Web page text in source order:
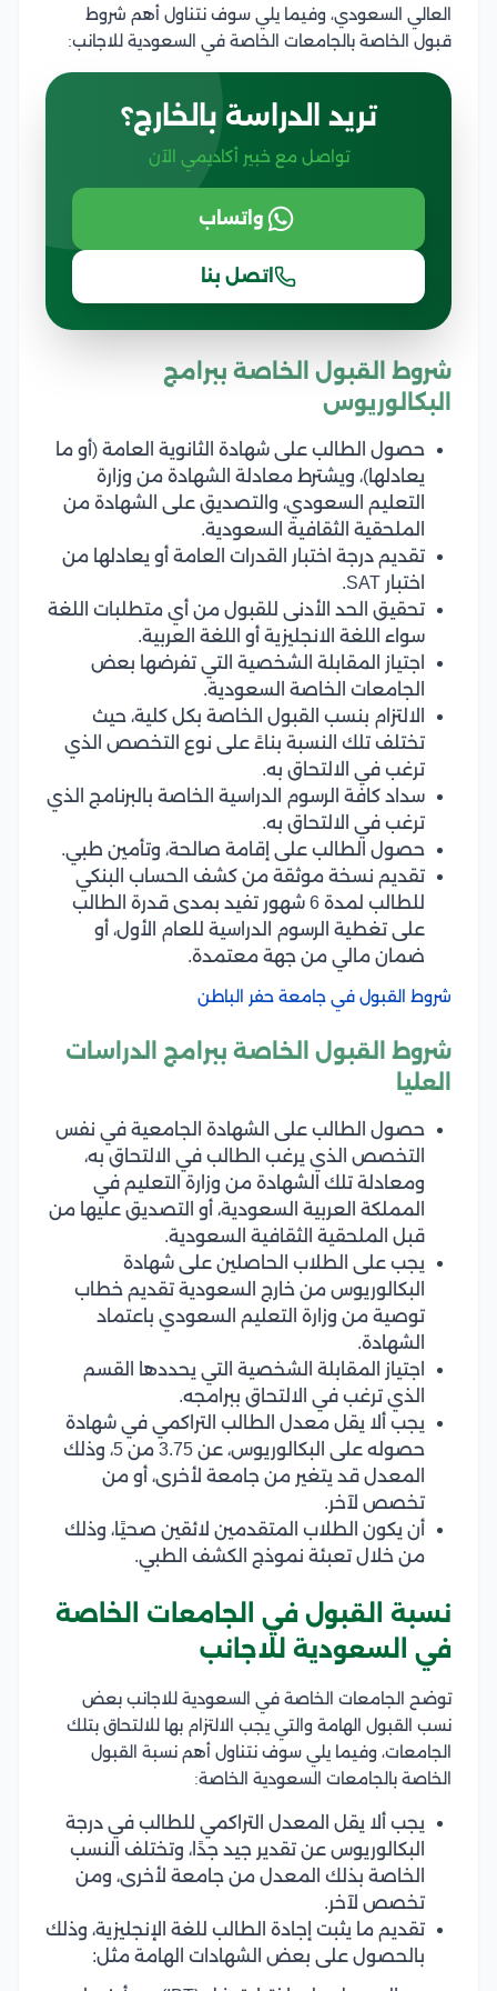
العالي السعودي، وفيما يلي سوف نتناول أهم شروط
قبول الخاصة بالجامعات الخاصة في السعودية للاجانب:
تريد الدراسة بالخارج؟
تواصل مع خبير أكاديمي الآن
واتساب
اتصل بنا
شروط القبول الخاصة ببرامج
البكالوريوس
حصول الطالب على شهادة الثانوية العامة (أو ما
يعادلها)، ويشترط معادلة الشهادة من وزارة
التعليم السعودي، والتصديق على الشهادة من
الملحقية الثقافية السعودية.
تقديم درجة اختبار القدرات العامة أو يعادلها من
اختبار SAT.
تحقيق الحد الأدنى للقبول من أي متطلبات اللغة
سواء اللغة الانجليزية أو اللغة العربية.
اجتياز المقابلة الشخصية التي تفرضها بعض
الجامعات الخاصة السعودية.
الالتزام بنسب القبول الخاصة بكل كلية، حيث
تختلف تلك النسبة بناءً على نوع التخصص الذي
ترغب في الالتحاق به.
سداد كافة الرسوم الدراسية الخاصة بالبرنامج الذي
ترغب في الالتحاق به.
حصول الطالب على إقامة صالحة، وتأمين طبي.
تقديم نسخة موثقة من كشف الحساب البنكي
للطالب لمدة 6 شهور تفيد بمدى قدرة الطالب
على تغطية الرسوم الدراسية للعام الأول، أو
ضمان مالي من جهة معتمدة.
شروط القبول في جامعة حفر الباطن
شروط القبول الخاصة ببرامج الدراسات
العليا
حصول الطالب على الشهادة الجامعية في نفس
التخصص الذي يرغب الطالب في الالتحاق به،
ومعادلة تلك الشهادة من وزارة التعليم في
المملكة العربية السعودية، أو التصديق عليها من
قبل الملحقية الثقافية السعودية.
يجب على الطلاب الحاصلين على شهادة
البكالوريوس من خارج السعودية تقديم خطاب
توصية من وزارة التعليم السعودي باعتماد
الشهادة.
اجتياز المقابلة الشخصية التي يحددها القسم
الذي ترغب في الالتحاق ببرامجه.
يجب ألا يقل معدل الطالب التراكمي في شهادة
حصوله على البكالوريوس، عن 3.75 من 5، وذلك
المعدل قد يتغير من جامعة لأخرى، أو من
تخصص لآخر.
أن يكون الطلاب المتقدمين لائقين صحيًا، وذلك
من خلال تعبئة نموذج الكشف الطبي.
نسبة القبول في الجامعات الخاصة
في السعودية للاجانب
توضح الجامعات الخاصة في السعودية للاجانب بعض
نسب القبول الهامة والتي يجب الالتزام بها للالتحاق بتلك
الجامعات، وفيما يلي سوف نتناول أهم نسبة القبول
الخاصة بالجامعات السعودية الخاصة:
يجب ألا يقل المعدل التراكمي للطالب في درجة
البكالوريوس عن تقدير جيد جدًا، وتختلف النسب
الخاصة بذلك المعدل من جامعة لأخرى، ومن
تخصص لآخر.
تقديم ما يثبت إجادة الطالب للغة الإنجليزية، وذلك
بالحصول على بعض الشهادات الهامة مثل: